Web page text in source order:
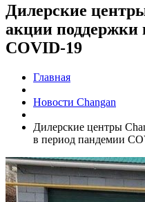
Дилерские
акции поддержки
COVID-19
Главная
Новости Changan
Дилерские центры
в период пандемии